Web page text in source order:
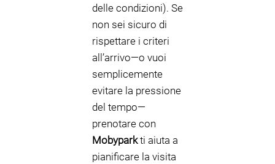
delle condizioni). Se
non sei sicuro di
rispettare i criteri
all’arrivo—o vuoi
semplicemente
evitare la pressione
del tempo—
prenotare con
Mobyparkti aiuta a
pianificare la visita